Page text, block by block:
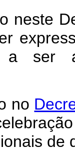
neste
a ser
no
de